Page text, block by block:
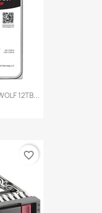
12TB...
favorite_border